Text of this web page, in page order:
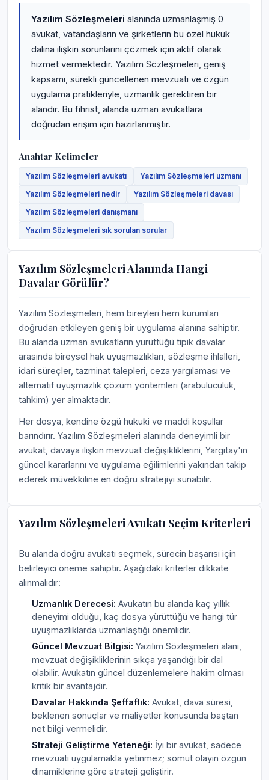
Yazılım Sözleşmeleri alanında uzmanlaşmış 0
avukat, vatandaşların ve şirketlerin bu özel hukuk
dalına ilişkin sorunlarını çözmek için aktif olarak
hizmet vermektedir. Yazılım Sözleşmeleri, geniş
kapsamı, sürekli güncellenen mevzuatı ve özgün
uygulama pratikleriyle, uzmanlık gerektiren bir
alandır. Bu fihrist, alanda uzman avukatlara
doğrudan erişim için hazırlanmıştır.
Anahtar Kelimeler
Yazılım Sözleşmeleri avukatı
Yazılım Sözleşmeleri uzmanı
Yazılım Sözleşmeleri nedir
Yazılım Sözleşmeleri davası
Yazılım Sözleşmeleri danışmanı
Yazılım Sözleşmeleri sık sorulan sorular
Yazılım Sözleşmeleri Alanında Hangi
Davalar Görülür?
Yazılım Sözleşmeleri, hem bireyleri hem kurumları
doğrudan etkileyen geniş bir uygulama alanına sahiptir.
Bu alanda uzman avukatların yürüttüğü tipik davalar
arasında bireysel hak uyuşmazlıkları, sözleşme ihlalleri,
idari süreçler, tazminat talepleri, ceza yargılaması ve
alternatif uyuşmazlık çözüm yöntemleri (arabuluculuk,
tahkim) yer almaktadır.
Her dosya, kendine özgü hukuki ve maddi koşullar
barındırır. Yazılım Sözleşmeleri alanında deneyimli bir
avukat, davaya ilişkin mevzuat değişikliklerini, Yargıtay'ın
güncel kararlarını ve uygulama eğilimlerini yakından takip
ederek müvekkiline en doğru stratejiyi sunabilir.
Yazılım Sözleşmeleri Avukatı Seçim Kriterleri
Bu alanda doğru avukatı seçmek, sürecin başarısı için
belirleyici öneme sahiptir. Aşağıdaki kriterler dikkate
alınmalıdır:
Uzmanlık Derecesi: Avukatın bu alanda kaç yıllık
deneyimi olduğu, kaç dosya yürüttüğü ve hangi tür
uyuşmazlıklarda uzmanlaştığı önemlidir.
Güncel Mevzuat Bilgisi: Yazılım Sözleşmeleri alanı,
mevzuat değişikliklerinin sıkça yaşandığı bir dal
olabilir. Avukatın güncel düzenlemelere hakim olması
kritik bir avantajdır.
Davalar Hakkında Şeffaflık: Avukat, dava süresi,
beklenen sonuçlar ve maliyetler konusunda baştan
net bilgi vermelidir.
Strateji Geliştirme Yeteneği: İyi bir avukat, sadece
mevzuatı uygulamakla yetinmez; somut olayın özgün
dinamiklerine göre strateji geliştirir.